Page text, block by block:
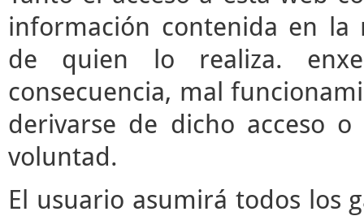
información contenida en la
de quien lo realiza.
consecuencia, mal
derivarse de dicho acceso
voluntad.
El usuario asumirá todos los